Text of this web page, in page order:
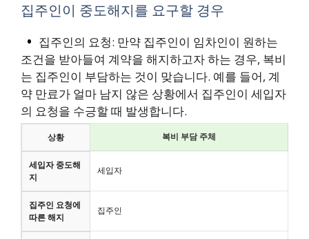
집주인이 중도해지를 요구할 경우
집주인의 요청: 만약 집주인이 임차인이 원하는
조건을 받아들여 계약을 해지하고자 하는 경우, 복비
는 집주인이 부담하는 것이 맞습니다. 예를 들어, 계
약 만료가 얼마 남지 않은 상황에서 집주인이 세입자
의 요청을 수긍할 때 발생합니다.
상황 복비 부담 주체
세입자 중도해
지
세입자
집주인 요청에
따른 해지
집주인